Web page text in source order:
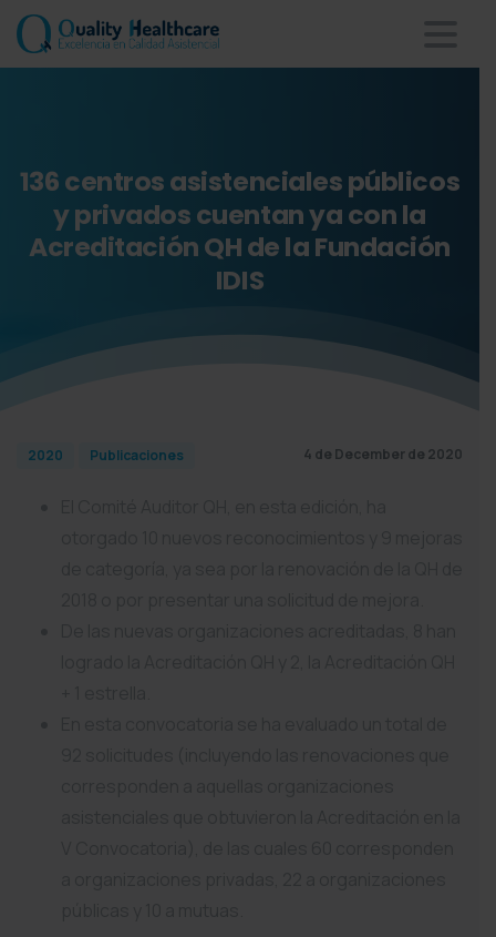
136centrosasistencialespúblicos
yprivadoscuentanyaconla
AcreditaciónQHdelaFundación
IDIS
2020 Publicaciones 4 de December de 2020